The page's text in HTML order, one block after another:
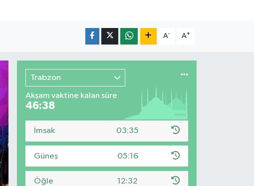
A- A+
Trabzon
Akşam vaktine kalan süre
46:36
İmsak 03:35
Güneş 05:16
Öğle 12:32